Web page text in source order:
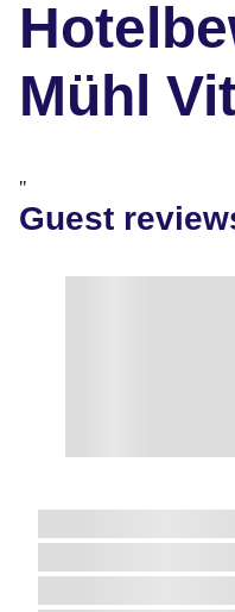
Mühl
"
Guest